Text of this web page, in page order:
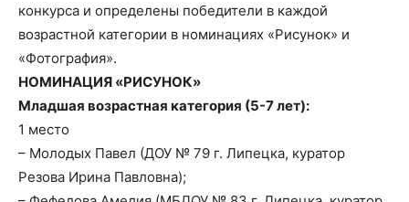
конкурса и определены победители в каждой
возрастной категории в номинациях «Рисунок» и
«Фотография».
НОМИНАЦИЯ «РИСУНОК»
Младшая возрастная категория (5-7 лет):
1 место
– Молодых Павел (ДОУ № 79 г. Липецка, куратор
Резова Ирина Павловна);